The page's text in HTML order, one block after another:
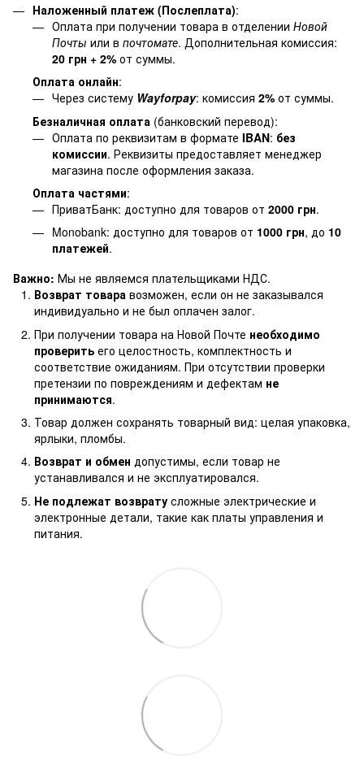
Наложенный платеж (Послеплата):
Оплата при получении товара в отделении Новой
Почты или в почтомате. Дополнительная комиссия:
20 грн + 2% от суммы.
Оплата онлайн:
Через систему Wayforpay: комиссия 2% от суммы.
Безналичная оплата (банковский перевод):
Оплата по реквизитам в формате IBAN: без
комиссии. Реквизиты предоставляет менеджер
магазина после оформления заказа.
Оплата частями:
ПриватБанк: доступно для товаров от 2000 грн.
Monobank: доступно для товаров от 1000 грн, до 10
платежей.
Важно: Мы не являемся плательщиками НДС.
Возврат товара возможен, если он не заказывался
индивидуально и не был оплачен залог.
При получении товара на Новой Почте необходимо
проверить его целостность, комплектность и
соответствие ожиданиям. При отсутствии проверки
претензии по повреждениям и дефектам не
принимаются.
Товар должен сохранять товарный вид: целая упаковка,
ярлыки, пломбы.
Возврат и обмен допустимы, если товар не
устанавливался и не эксплуатировался.
Не подлежат возврату сложные электрические и
электронные детали, такие как платы управления и
питания.